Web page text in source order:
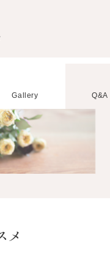
Gallery Q&A
メ